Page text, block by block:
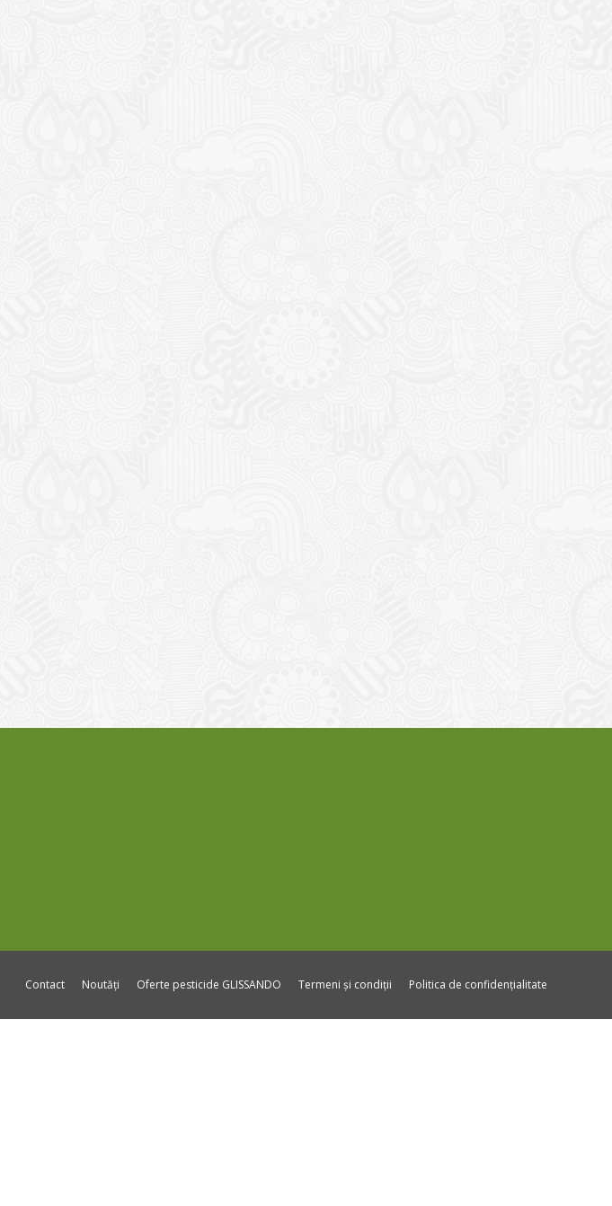
Contact Noutăți Oferte pesticide GLISSANDO Termeni și condiții Politica de confidențialitate